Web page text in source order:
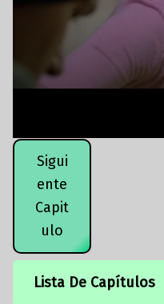
Sigui
ente
Capit
ulo
Lista De Capítulos